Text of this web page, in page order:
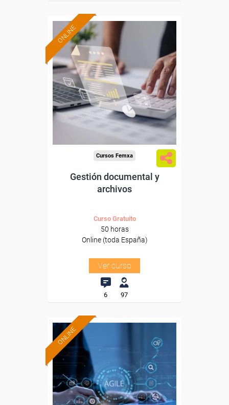
ONLINE
Formación 100%
subvencionada.
Para desempleados,
trabajadores y autónomos.
Sector
-Administración.
Cursos Femxa
Gestión documental y
archivos
Curso Gratuito
50 horas
Online (toda España)
Ver curso
6 97
ONLINE
Formación 100%
subvencionada.
Para desempleados,
trabajadores y autónomos.